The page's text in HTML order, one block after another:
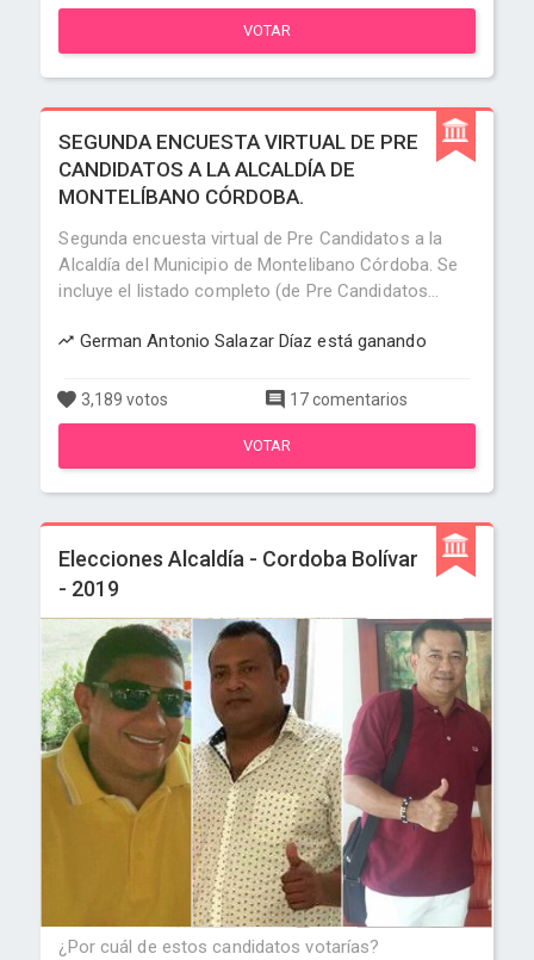
VOTAR
SEGUNDA ENCUESTA VIRTUAL DE PRE
CANDIDATOS A LA ALCALDÍA DE
MONTELÍBANO CÓRDOBA.
Segunda encuesta virtual de Pre Candidatos a la
Alcaldía del Municipio de Montelibano Córdoba. Se
incluye el listado completo (de Pre Candidatos...
German Antonio Salazar Díaz está ganando
3,189 votos 17 comentarios
VOTAR
Elecciones Alcaldía - Cordoba Bolívar
- 2019
¿Por cuál de estos candidatos votarías?